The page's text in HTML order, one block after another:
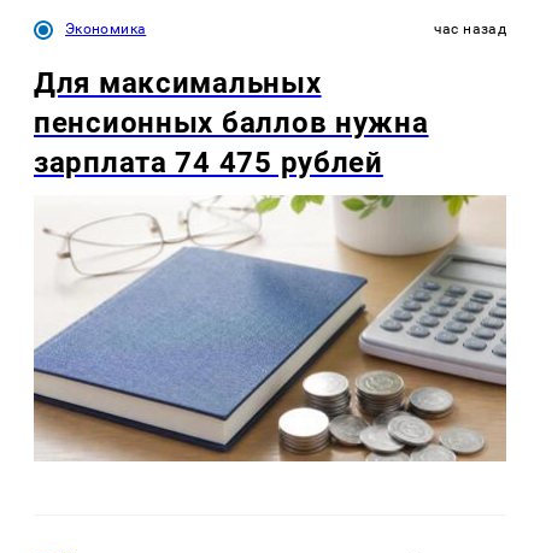
Экономика час назад
Для максимальных
пенсионных баллов нужна
зарплата 74 475 рублей